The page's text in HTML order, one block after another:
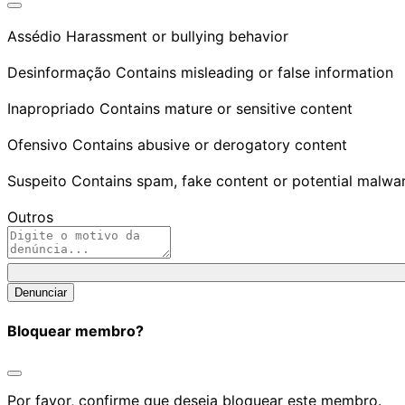
Assédio Harassment or bullying behavior
Desinformação Contains misleading or false information
Inapropriado Contains mature or sensitive content
Ofensivo Contains abusive or derogatory content
Suspeito Contains spam, fake content or potential
Outros
Denunciar
nota
Denunciar
Bloquear membro?
Por favor, confirme que deseja bloquear este membro.